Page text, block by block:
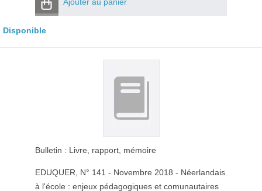
Disponible
Bulletin : Livre, rapport, mémoire
EDUQUER , N° 141 - Novembre 2018 - Néerlandais
à l'école : enjeux pédagogiques et comunautaires